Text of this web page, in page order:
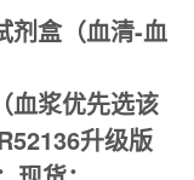
剂盒（血清-血
血浆优先选该
升级版